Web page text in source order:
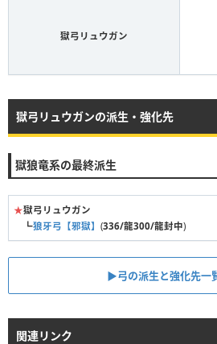
獄弓リュウガン
獄弓リュウガンの派生・強化先
獄狼竜系の最終派生
★獄弓リュウガン
┗狼牙弓【邪獄】 (336/龍300/龍封中)
▶弓の派生と強化先一
関連リンク